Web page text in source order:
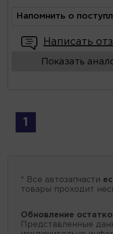
Напомнить о
Написать
Показать
1
* Все автозапчасти
товары проходит
Обновление
Представленные